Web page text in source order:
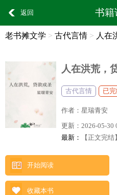
返回 书籍
老书摊文学 > 古代言情 > 人在
人在洪荒，
古代言情 已
作者： 星瑞青安
更新： 2026-05-30
最新：
【正文完结】
开始阅读
收藏本书